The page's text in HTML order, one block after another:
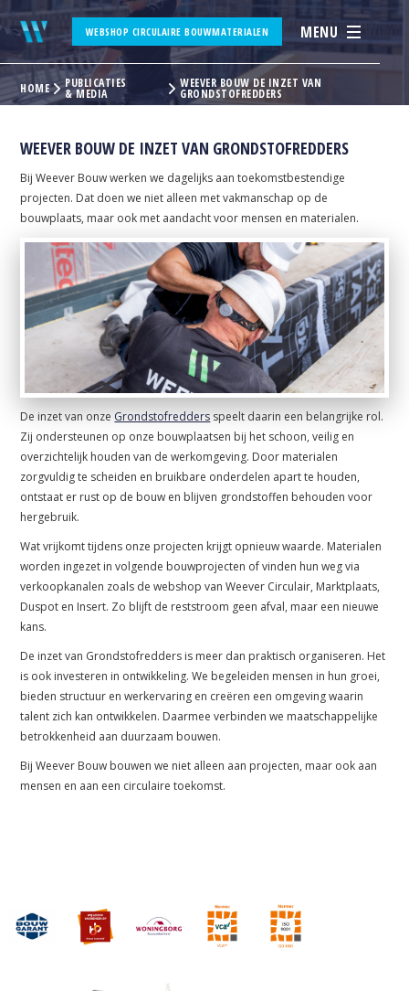
WEBSHOP CIRCULAIRE BOUWMATERIALEN MENU
HOME PUBLICATIES
& MEDIA
WEEVER BOUW DE INZET VAN
GRONDSTOFREDDERS
WEEVER BOUW DE INZET VAN GRONDSTOFREDDERS
Bij Weever Bouw werken we dagelijks aan toekomstbestendige
projecten. Dat doen we niet alleen met vakmanschap op de
bouwplaats, maar ook met aandacht voor mensen en materialen.
De inzet van onze Grondstofredders speelt daarin een belangrijke rol.
Zij ondersteunen op onze bouwplaatsen bij het schoon, veilig en
overzichtelijk houden van de werkomgeving. Door materialen
zorgvuldig te scheiden en bruikbare onderdelen apart te houden,
ontstaat er rust op de bouw en blijven grondstoffen behouden voor
hergebruik.
Wat vrijkomt tijdens onze projecten krijgt opnieuw waarde. Materialen
worden ingezet in volgende bouwprojecten of vinden hun weg via
verkoopkanalen zoals de webshop van Weever Circulair, Marktplaats,
Duspot en Insert. Zo blijft de reststroom geen afval, maar een nieuwe
kans.
De inzet van Grondstofredders is meer dan praktisch organiseren. Het
is ook investeren in ontwikkeling. We begeleiden mensen in hun groei,
bieden structuur en werkervaring en creëren een omgeving waarin
talent zich kan ontwikkelen. Daarmee verbinden we maatschappelijke
betrokkenheid aan duurzaam bouwen.
Bij Weever Bouw bouwen we niet alleen aan projecten, maar ook aan
mensen en aan een circulaire toekomst.